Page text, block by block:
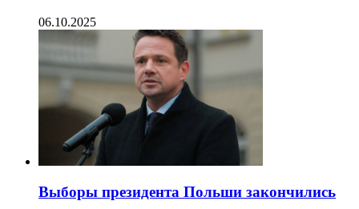
06.10.2025
Выборы президента Польши закончились